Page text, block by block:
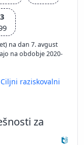
na dan 7. avgust
na obdobje 2020-
raziskovalni
za